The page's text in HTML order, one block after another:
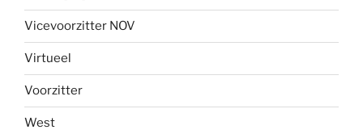
Vicevoorzitter NOV
Virtueel
Voorzitter
West